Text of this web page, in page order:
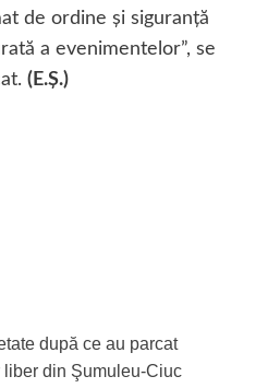
de ordine şi siguranţă
a evenimentelor”, se
(E.Ş.)
după ce au parcat
din Şumuleu-Ciuc